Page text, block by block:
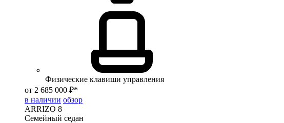
Физические клавиши управления
от 2 685 000 ₽*
в наличии обзор
ARRIZO 8
Семейный седан